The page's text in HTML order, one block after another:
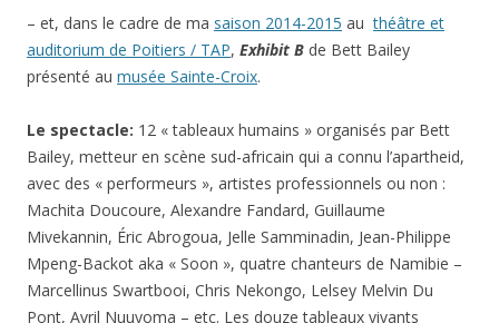
– et, dans le cadre de ma saison 2014-2015 authéâtre et
auditorium de Poitiers / TAP, Exhibit B de Bett Bailey
présenté au musée Sainte-Croix.
Le spectacle: 12 « tableaux humains » organisés par Bett
Bailey, metteur en scène sud-africain qui a connu l’apartheid,
avec des « performeurs », artistes professionnels ou non :
Machita Doucoure, Alexandre Fandard, Guillaume
Mivekannin, Éric Abrogoua, Jelle Samminadin, Jean-Philippe
Mpeng-Backot aka « Soon », quatre chanteurs de Namibie –
Marcellinus Swartbooi, Chris Nekongo, Lelsey Melvin Du
Pont, Avril Nuuyoma – etc. Les douze tableaux vivants